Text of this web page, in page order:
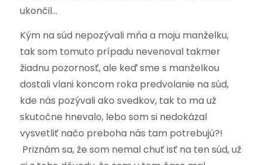
ukončil…
Kým na súd nepozývali mňa a moju manželku,
tak som tomuto prípadu nevenoval takmer
žiadnu pozornosť, ale keď sme s manželkou
dostali vlani koncom roka predvolanie na súd,
kde nás pozývali ako svedkov, tak to ma už
skutočne hnevalo, lebo som si nedokázal
vysvetliť načo preboha nás tam potrebujú?!
Priznám sa, že som nemal chuť isť na ten súd, už